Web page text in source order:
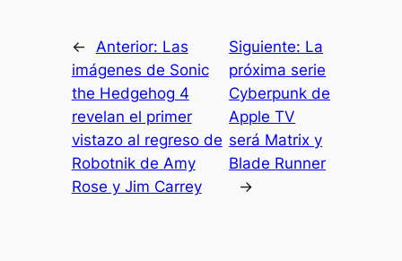
← Anterior: Las
imágenes de Sonic
the Hedgehog 4
revelan el primer
vistazo al regreso de
Robotnik de Amy
Rose y Jim Carrey
Siguiente: La
próxima serie
Cyberpunk de
Apple TV
será Matrix y
Blade Runner
→